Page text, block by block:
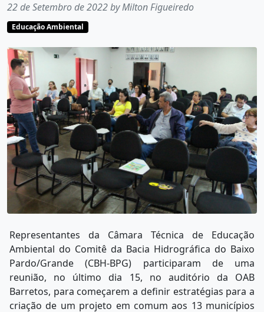
22 de Setembro de 2022 by Milton Figueiredo
Educação Ambiental
Representantes da Câmara Técnica de Educação
Ambiental do Comitê da Bacia Hidrográfica do Baixo
Pardo/Grande (CBH-BPG) participaram de uma
reunião, no último dia 15, no auditório da OAB
Barretos, para começarem a definir estratégias para a
criação de um projeto em comum aos 13 municípios